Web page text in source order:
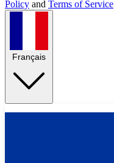
Policy and Terms of Service
Français